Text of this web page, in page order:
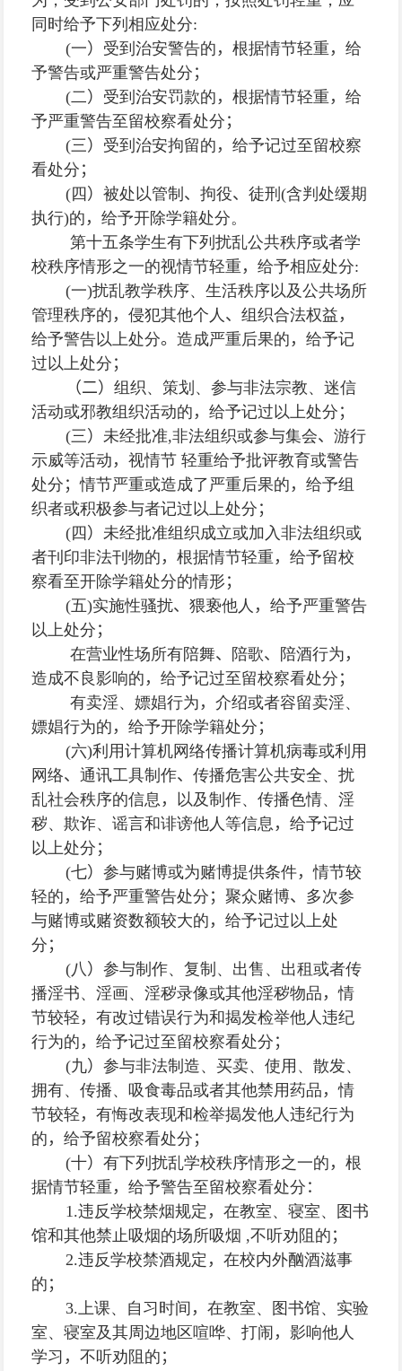
同时给予下列相应处分:
(一） 受到治安警告的 ， 根据情节轻重 ， 给
予警告或严重警告处分 ；
(二） 受到治安罚款的 ， 根据情节轻重 ， 给
予严重警告至留校察看处分 ；
(三） 受到治安拘留的 ， 给予记过至留校察
看处分 ；
(四 ） 被处以管制 、 拘役、 徒刑 (含判处缓期
执行)的 ，给予开除学籍处分。
第十五条学生有下列扰乱公共秩序或者学
校秩序情形之一的视情节轻重 ，给予相应处分:
(一)扰乱教学秩序、生活秩序以及公共场所
管理秩序的 ，侵犯其他个人 、组织合法权益 ，
给予警告以上处分。造成严重后果的 ，给予记
过以上处分 ；
（二） 组织、策划、参与非法宗教、迷信
活动或邪教组织活动的 ，给予记过以上处分 ；
(三） 未经批准,非法组织或参与集会、 游行
示威等活动 ，视情节 轻重给予批评教育或警告
处分 ；情节严重或造成了严重后果的 ，给予组
织者或积极参与者记过以上处分 ；
(四 ） 未经批准组织成立或加入非法组织或
者刊印非法刊物的 ，根据情节轻重 ，给予留校
察看至开除学籍处分的情形 ；
(五)实施性骚扰、 猥亵他人 ， 给予严重警告
以上处分 ；
在营业性场所有陪舞、 陪歌、 陪酒行为 ，
造成不良影响的 ，给予记过至留校察看处分 ；
有卖淫、嫖娼行为 ， 介绍或者容留卖淫、
嫖娼行为的 ，给予开除学籍处分 ；
(六)利用计算机网络传播计算机病毒或利用
网络、通讯工具制作、传播危害公共安全、扰
乱社会秩序的信息 ，
以及制作、传播色情、淫
秽、欺诈、谣言和诽谤他人等信息 ，给予记过
以上处分 ；
(七） 参与赌博或为赌博提供条件，情节较
轻的 ，给予严重警告处分 ；聚众赌博、 多次参
与赌博或赌资数额较大的 ，给予记过以上处
分 ；
(八 ） 参与制作、复制、出售、出租或者传
播淫书、淫画、淫秽录像或其他淫秽物品 ，情
节较轻 ，有改过错误行为和揭发检举他人违纪
行为的 ，给予记过至留校察看处分 ；
(九） 参与非法制造、买卖、使用、散发、
拥有、传播、吸食毒品或者其他禁用药品 ，情
节较轻 ，有悔改表现和检举揭发他人违纪行为
的 ，给予留校察看处分 ；
(十） 有下列扰乱学校秩序情形之一的 ， 根
据情节轻重 ，给予警告至留校察看处分 ：
1.违反学校禁烟规定 ， 在教室、寝室、图书
馆和其他禁止吸烟的场所吸烟 ,不听劝阻的 ；
2.违反学校禁酒规定 ， 在校内外酗酒滋事
的 ；
3.上课、自习时间 ， 在教室、图书馆、实验
室、寝室及其周边地区喧哗、打闹 ，影响他人
学习 ，不听劝阻的 ；